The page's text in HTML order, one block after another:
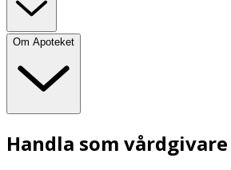
Om Apoteket
Handla som